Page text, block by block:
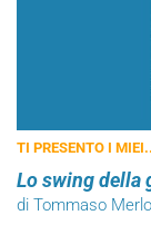
TI PRESENTO I
Lo swing della
di Tommaso Merlo